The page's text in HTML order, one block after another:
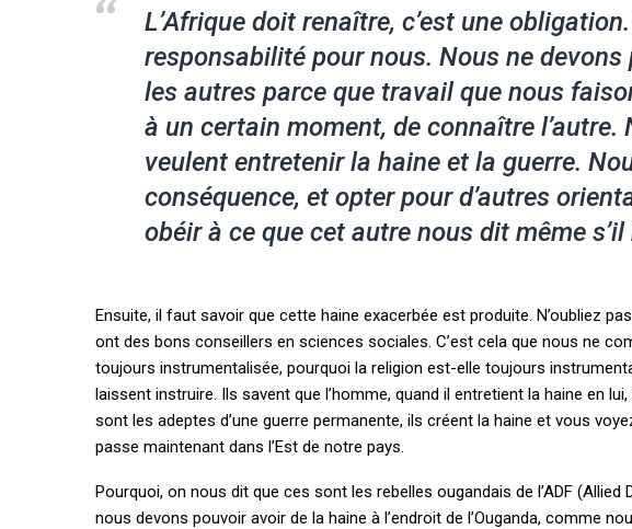
L’Afrique doit renaître, c’est une obligation.
responsabilité pour nous. Nous ne
les autres parce que travail que nous
à un certain moment, de connaître l’autre.
veulent entretenir la haine et la guerre.
conséquence, et opter pour d’autres
obéir à ce que cet autre nous dit même s’il
Ensuite, il faut savoir que cette haine exacerbée est produite. N’oubliez
ont des bons conseillers en sciences sociales. C’est cela que nous ne
toujours instrumentalisée, pourquoi la religion est-elle toujours
laissent instruire. Ils savent que l’homme, quand il entretient la haine en
sont les adeptes d’une guerre permanente, ils créent la haine et vous
passe maintenant dans l’Est de notre pays.
Pourquoi, on nous dit que ces sont les rebelles ougandais de l’ADF
nous devons pouvoir avoir de la haine à l’endroit de l’Ouganda, comme